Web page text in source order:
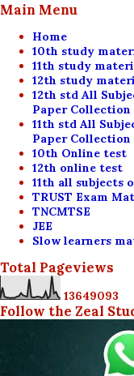
Main Menu
Home
10th study
11th study
12th study
12th std All
Paper Collection
11th std All
Paper Collection
10th Online test
12th online test
11th all subjects
TRUST Exam
TNCMTSE
JEE
Slow learners
Total Pageviews
13649093
Follow the Zeal